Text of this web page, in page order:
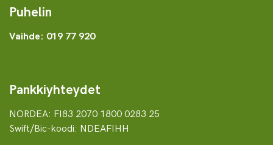
Puhelin
Vaihde: 019 77 920
Pankkiyhteydet
NORDEA: FI83 2070 1800 0283 25
Swift/Bic-koodi: NDEAFIHH